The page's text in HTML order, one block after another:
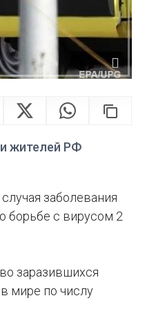
жителей РФ
заболевания
борьбе с вирусом 2
заразившихся
мире по числу